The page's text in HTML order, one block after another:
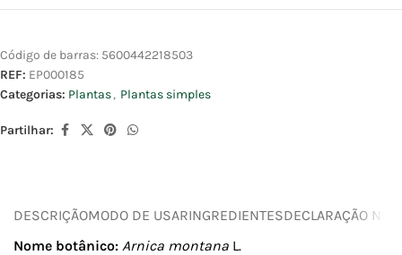
Código de barras: 5600442218503
REF: EP000185
Categorias: Plantas, Plantas simples
Partilhar:
DESCRIÇÃOMODO DE USARINGREDIENTESDECLARAÇÃO
Nome botânico: Arnica montana L.